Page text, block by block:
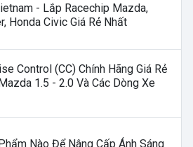
- Lắp Racechip Mazda,
Honda Civic Giá Rẻ Nhất
Control (CC) Chính Hãng Giá Rẻ
1.5 - 2.0 Và Các Dòng Xe
Nào Để Nâng Cấp Ánh Sáng